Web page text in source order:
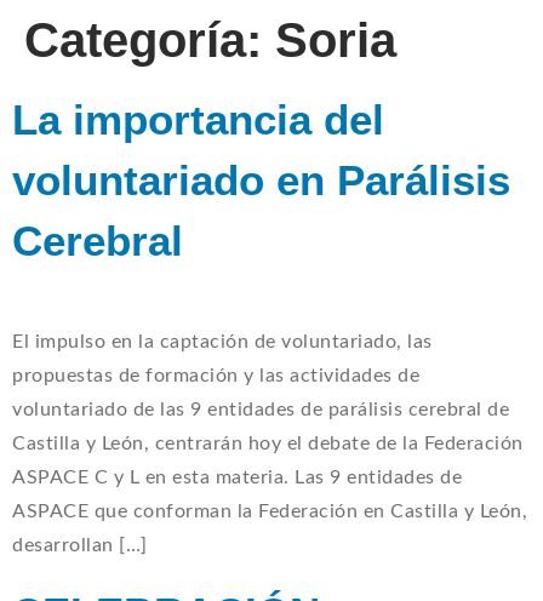
Categoría: Soria
La importancia del
voluntariado en Parálisis
Cerebral
El impulso en la captación de voluntariado, las
propuestas de formación y las actividades de
voluntariado de las 9 entidades de parálisis cerebral de
Castilla y León, centrarán hoy el debate de la Federación
ASPACE C y L en esta materia. Las 9 entidades de
ASPACE que conforman la Federación en Castilla y León,
desarrollan […]